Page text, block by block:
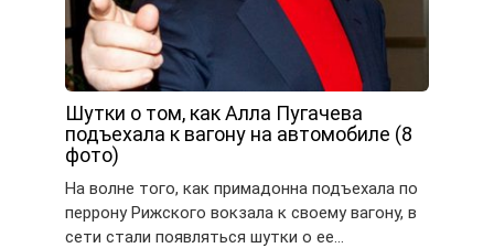
Шутки о том, как Алла Пугачева
подъехала к вагону на автомобиле (8
фото)
На волне того, как примадонна подъехала по
перрону Рижского вокзала к своему вагону, в
сети стали появляться шутки о ее…